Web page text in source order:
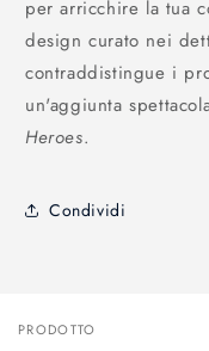
per arricchire la tua
design curato nei
contraddistingue i
un'aggiunta
Heroes.
Condividi
Il
PRODOTTO